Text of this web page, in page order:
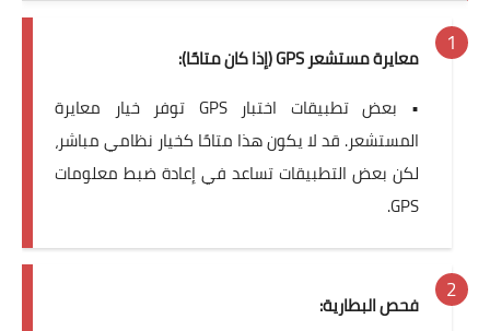
معايرة مستشعر GPS (إذا كان متاحًا):
• بعض تطبيقات اختبار GPS توفر خيار معايرة
المستشعر. قد لا يكون هذا متاحًا كخيار نظامي مباشر،
لكن بعض التطبيقات تساعد في إعادة ضبط معلومات
GPS.
فحص البطارية: